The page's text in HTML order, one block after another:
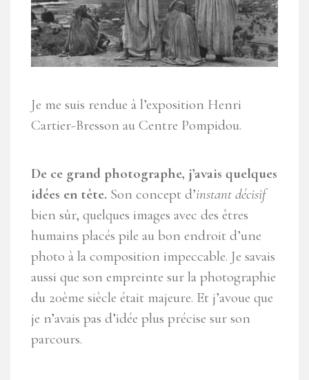
Je me suis rendue à l’exposition Henri
Cartier-Bresson au Centre Pompidou.
De ce grand photographe, j’avais quelques
idées en tête. Son concept d’instant décisif
bien sûr, quelques images avec des êtres
humains placés pile au bon endroit d’une
photo à la composition impeccable. Je savais
aussi que son empreinte sur la photographie
du 20ème siècle était majeure. Et j’avoue que
je n’avais pas d’idée plus précise sur son
parcours.